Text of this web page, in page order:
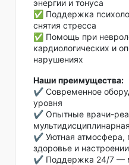
энергии и тонуса
✅ Поддержка
снятия стресса
✅ Помощь при
кардиологических и
нарушениях
Наши преимущества:
✔️ Современное
уровня
✔️ Опытные врачи-
✔️ Уютная атмосфера,
здоровье и настроении
✔️ Поддержка 24/7 —